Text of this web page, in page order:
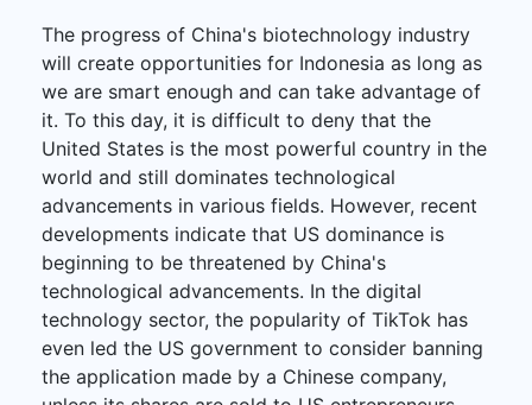
The progress of China's biotechnology industry
will create opportunities for Indonesia as long as
we are smart enough and can take advantage of
it. To this day, it is difficult to deny that the
United States is the most powerful country in the
world and still dominates technological
advancements in various fields. However, recent
developments indicate that US dominance is
beginning to be threatened by China's
technological advancements. In the digital
technology sector, the popularity of TikTok has
even led the US government to consider banning
the application made by a Chinese company,